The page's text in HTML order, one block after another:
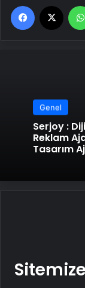
Facebook
Genel
Serjoy : Dijital Medya Ajansı, Google
Reklam
Tasarım